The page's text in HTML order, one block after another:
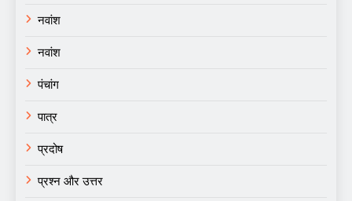
नवांश
नवांश
पंचांग
पात्र
प्रदोष
प्रश्न और उत्तर